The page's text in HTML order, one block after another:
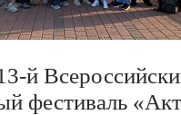
й
фестиваль